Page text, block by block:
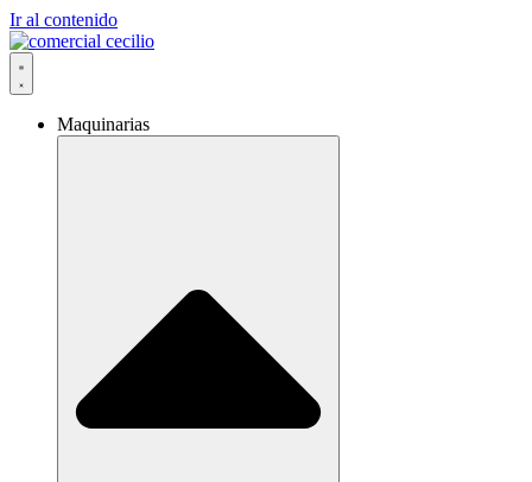
Ir al contenido
Maquinarias